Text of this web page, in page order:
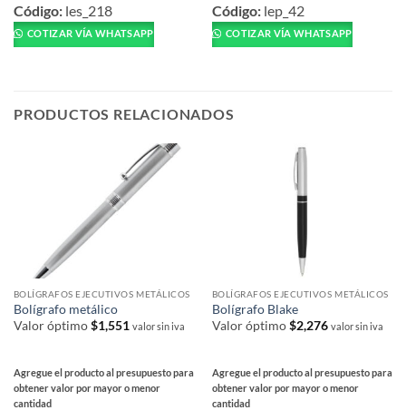
producto
tiene
múltiples
se
producto
Código: les_218
COTIZAR VÍA WHATSAPP
producto
tiene
múltiples
se
Código: lep_42
COTIZAR VÍA WHATSAPP
PRODUCTOS RELACIONADOS
BOLÍGRAFOS EJECUTIVOS METÁLICOS
Bolígrafo metálico
Valor óptimo$1,551 valor sin iva
Agregue el producto al presupuesto para
obtener valor por mayor o menor
cantidad
BOLÍGRAFOS EJECUTIVOS METÁLICOS
Bolígrafo Blake
Valor óptimo$2,276 valor sin iva
Agregue el producto al presupuesto para
obtener valor por mayor o menor
cantidad